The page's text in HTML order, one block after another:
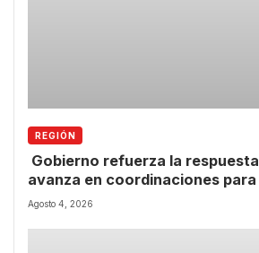
REGIÓN
Gobierno refuerza la
avanza en coordinaciones para
de la Región de Coquimbo.
Agosto 4, 2026